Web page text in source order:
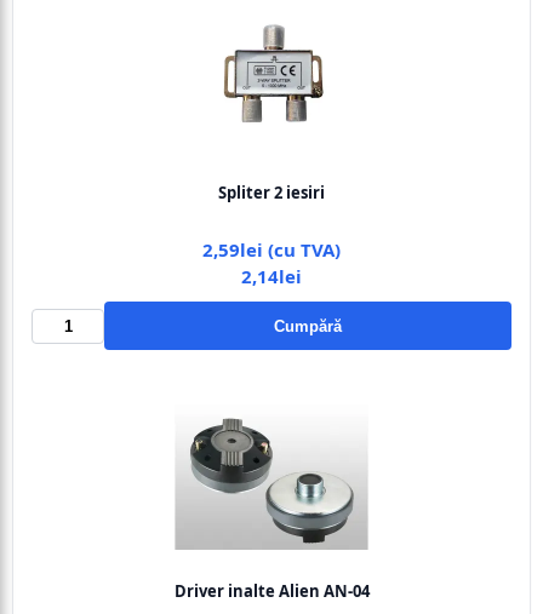
Spliter 2 iesiri
2,59lei (cu TVA)
2,14lei
Cumpără
Driver inalte Alien AN-04